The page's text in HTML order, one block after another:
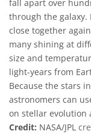
fall apart over
through the
close together
many shining at
size and
light-years from
Because the stars
astronomers can
on stellar evolution
Credit: NASA/JPL